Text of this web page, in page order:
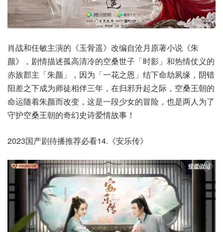
肖战和任敏主演的《玉骨遥》改编自沧月原著小说《朱
颜》，剧情描述孤高清冷的空桑世子「时影」和热情仗义的
赤族郡主「朱颜」，因为「一花之恩」结下命劫夙缘，阴错
阳差之下成为师徒相伴三年，在归邪升起之际，空桑王朝的
命运随着朱颜而改变，这是一段少女的冒险，也是两人为了
守护空桑王朝的奇幻史诗爱情故事！
2023国产剧待播推荐必看14.《安乐传》